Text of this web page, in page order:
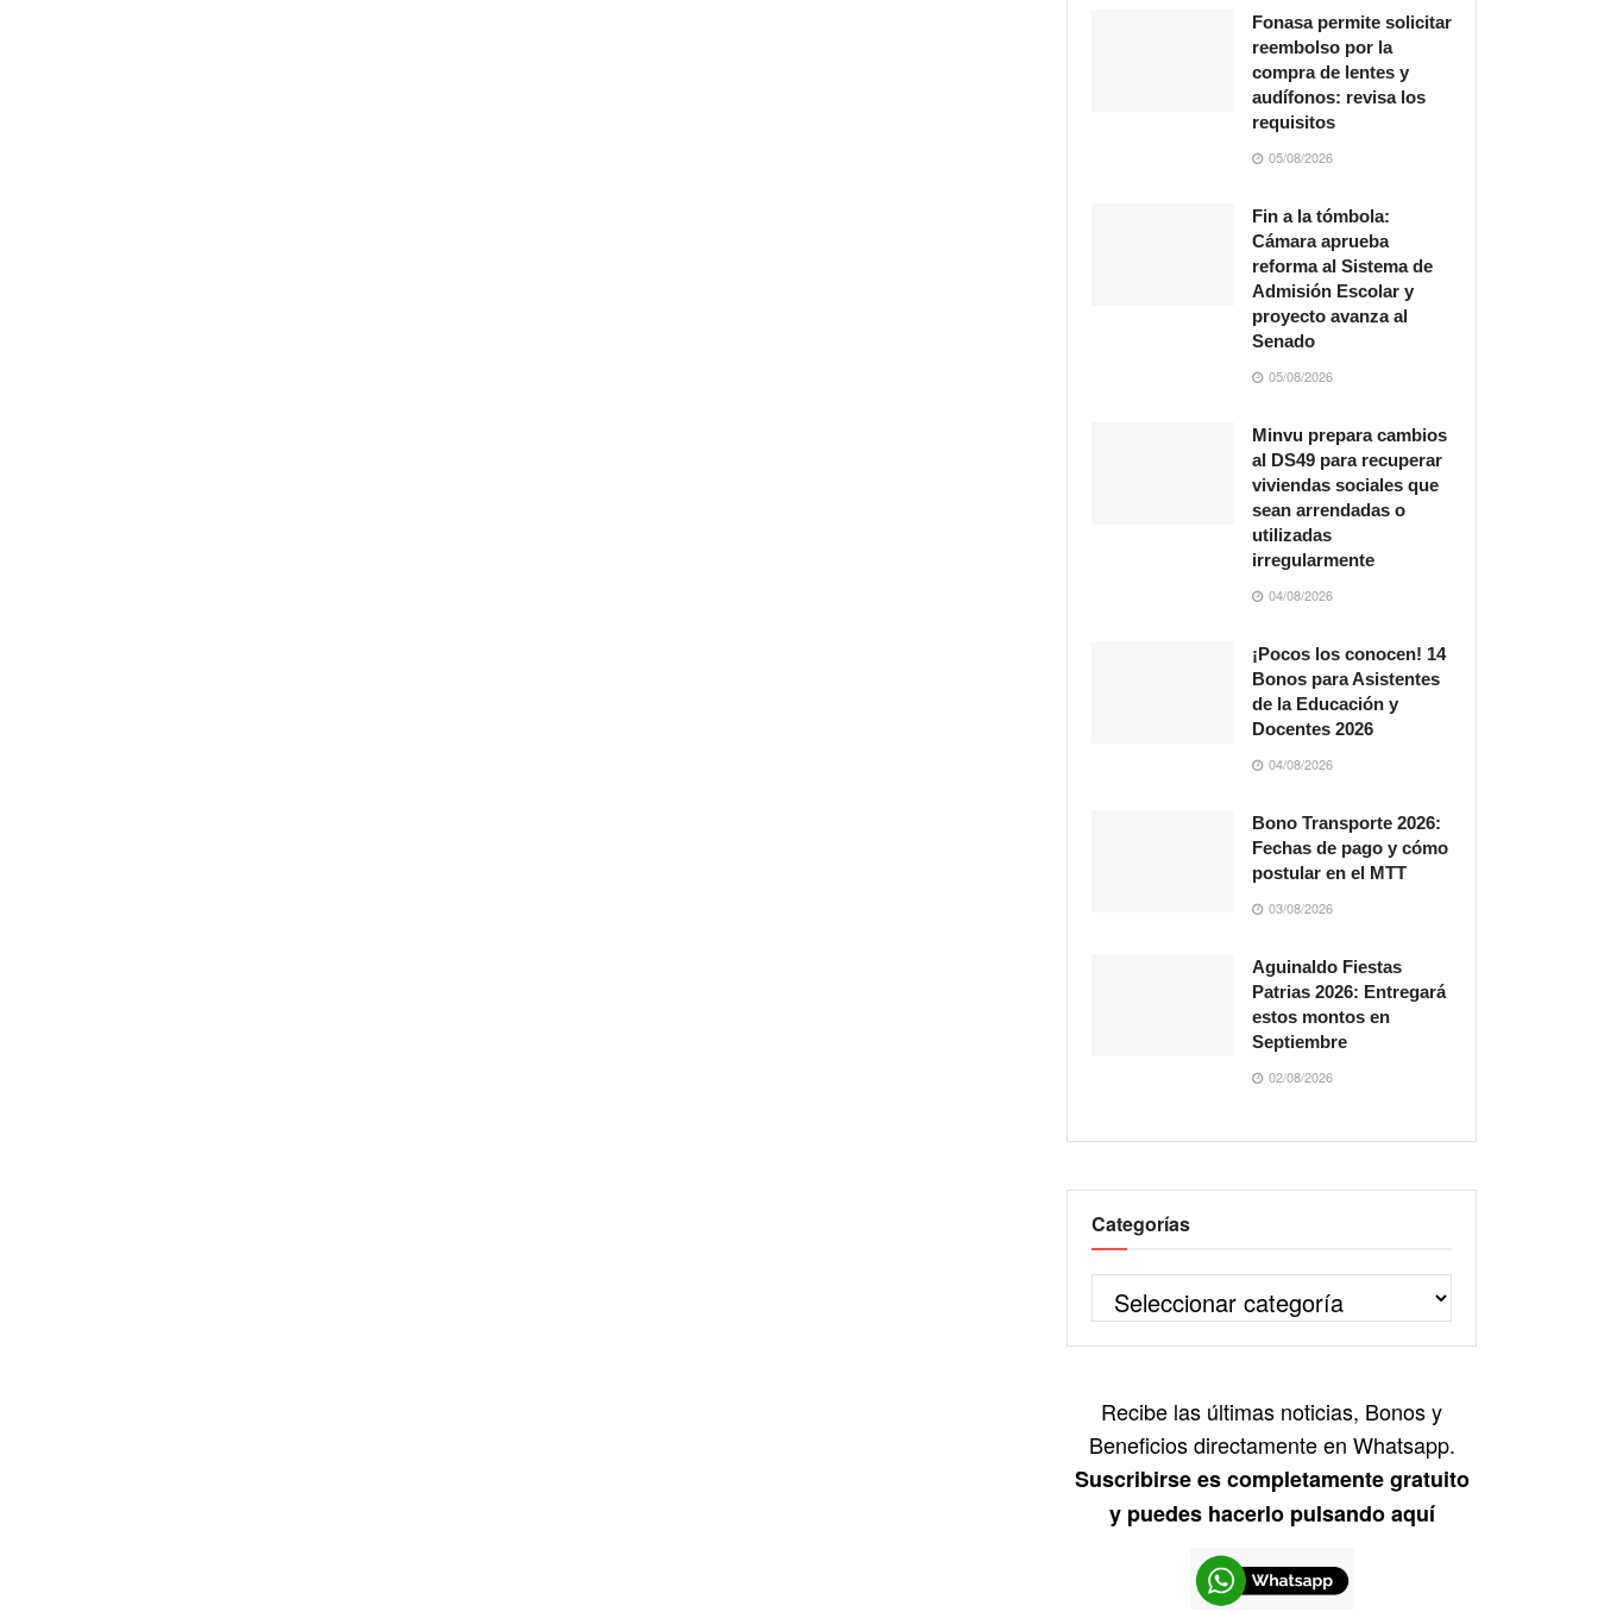
Fonasa permite solicitar
reembolso por la
compra de lentes y
audífonos: revisa los
requisitos
05/08/2026
Fin a la tómbola:
Cámara aprueba
reforma al Sistema de
Admisión Escolar y
proyecto avanza al
Senado
05/08/2026
Minvu prepara cambios
al DS49 para recuperar
viviendas sociales que
sean arrendadas o
utilizadas
irregularmente
04/08/2026
¡Pocos los conocen! 14
Bonos para Asistentes
de la Educación y
Docentes 2026
04/08/2026
Bono Transporte 2026:
Fechas de pago y cómo
postular en el MTT
03/08/2026
Aguinaldo Fiestas
Patrias 2026: Entregará
estos montos en
Septiembre
02/08/2026
Categorías
Recibe las últimas noticias, Bonos y
Beneficios directamente en Whatsapp.
Suscribirse es completamente gratuito
y puedes hacerlo pulsando aquí